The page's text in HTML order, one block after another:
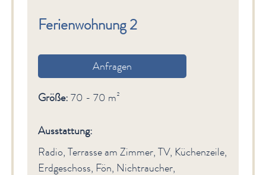
Ferienwohnung 2
Anfragen
Größe: 70 - 70 m²
Ausstattung:
Radio, Terrasse am Zimmer, TV, Küchenzeile,
Erdgeschoss, Fön, Nichtraucher,